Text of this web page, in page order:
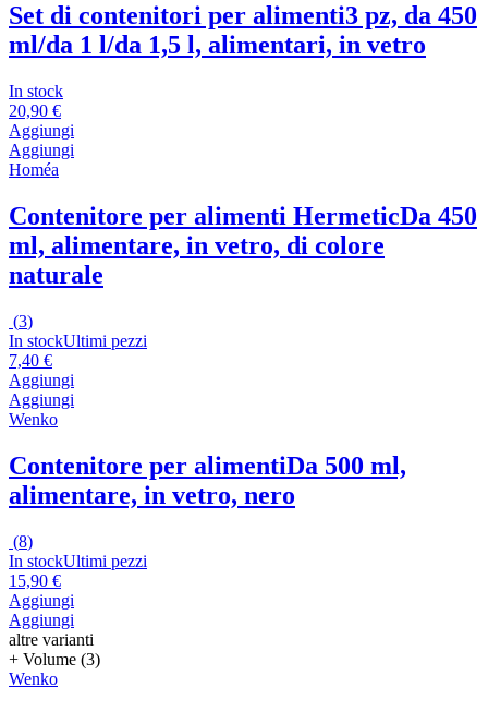
Set di contenitori per alimenti3 pz, da 450
ml/da 1 l/da 1,5 l, alimentari, in vetro
In stock
20,90 €
Aggiungi
Aggiungi
Homéa
Contenitore per alimenti HermeticDa 450
ml, alimentare, in vetro, di colore
naturale
(3)
In stockUltimi pezzi
7,40 €
Aggiungi
Aggiungi
Wenko
Contenitore per alimentiDa 500 ml,
alimentare, in vetro, nero
(8)
In stockUltimi pezzi
15,90 €
Aggiungi
Aggiungi
altre varianti
+ Volume (3)
Wenko